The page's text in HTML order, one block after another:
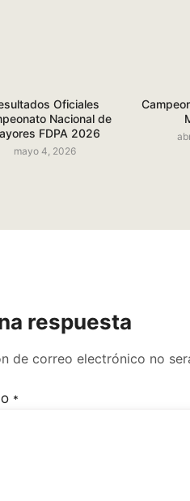
Oficiales
Nacional de
FDPA 2026
mayo 4, 2026
respuesta
de correo electrónico no
*